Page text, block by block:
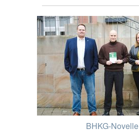
BHKG-Novelle